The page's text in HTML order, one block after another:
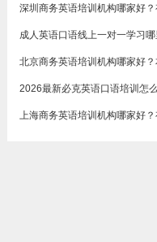
深圳商务英语培训机构哪家好？
上海商务英语培训机构哪家好？